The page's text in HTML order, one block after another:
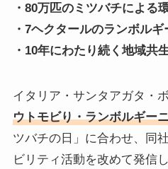
・80万匹のミツバチによる
・7ヘクタールのランボル
・10年にわたり続く地域共
イタリア・サンタアガタ・
ウトモビり・ランボルギー
ツバチの日」に合わせ、同
ビリティ活動を改めて発信